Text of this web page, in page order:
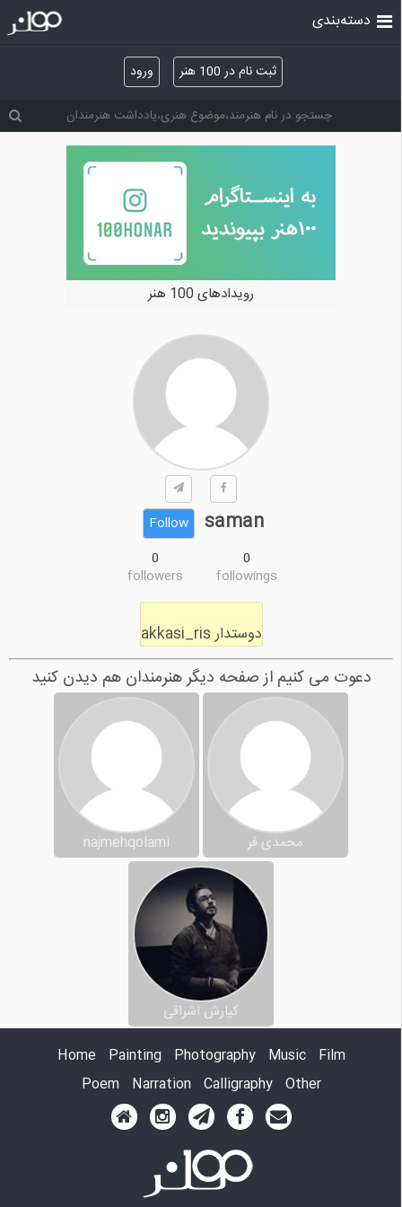
ثبت نام در 100 هنر ورود
دسته‌بندی
رویدادهای 100 هنر
saman
Follow
0
followings
0
followers
دوستدار akkasi_ris
دعوت می کنیم از صفحه دیگر هنرمندان هم دیدن کنید
محمدی فر najmehqolami
کیارش اشراقی
Home
Painting Photography Music
Film
Poem
Narration Calligraphy Other